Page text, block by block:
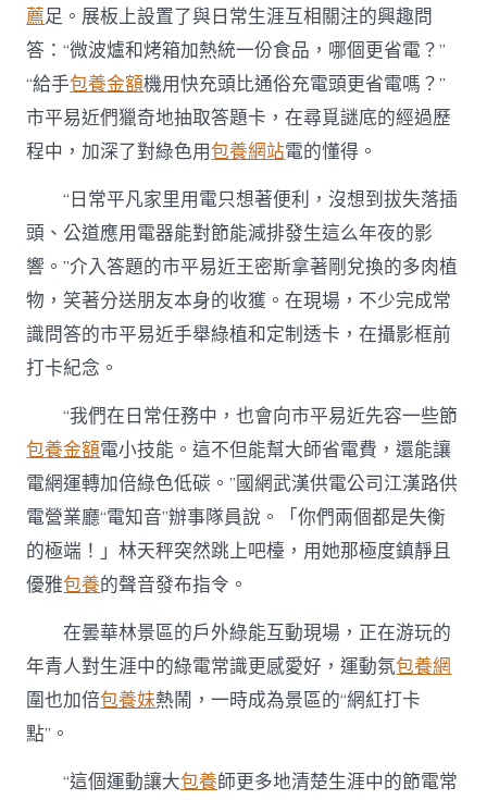
薦足。展板上設置了與日常生涯互相關注的興趣問
答：“微波爐和烤箱加熱統一份食品，哪個更省電？”
“給手包養金額機用快充頭比通俗充電頭更省電嗎？”
市平易近們獵奇地抽取答題卡，在尋覓謎底的經過歷
程中，加深了對綠色用包養網站電的懂得。
“日常平凡家里用電只想著便利，沒想到拔失落插
頭、公道應用電器能對節能減排發生這么年夜的影
響。”介入答題的市平易近王密斯拿著剛兌換的多肉植
物，笑著分送朋友本身的收獲。在現場，不少完成常
識問答的市平易近手舉綠植和定制透卡，在攝影框前
打卡紀念。
“我們在日常任務中，也會向市平易近先容一些節
包養金額電小技能。這不但能幫大師省電費，還能讓
電網運轉加倍綠色低碳。”國網武漢供電公司江漢路供
電營業廳“電知音”辦事隊員說。「你們兩個都是失衡
的極端！」林天秤突然跳上吧檯，用她那極度鎮靜且
優雅包養的聲音發布指令。
在曇華林景區的戶外綠能互動現場，正在游玩的
年青人對生涯中的綠電常識更感愛好，運動氛包養網
圍也加倍包養妹熱鬧，一時成為景區的“網紅打卡
點”。
“這個運動讓大包養師更多地清楚生涯中的節電常